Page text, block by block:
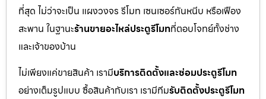
ที่สุด ไม่ว่าจะเป็น แผงวงจร รีโมท เซนเซอร์กันหนีบ หรือเฟือง
สะพาน ในฐานะร้านขายอะไหล่ประตูรีโมทที่ตอบโจทย์ทั้งช่าง
และเจ้าของบ้าน
ไม่เพียงแค่ขายสินค้า เรามีบริการติดตั้งและซ่อมประตูรีโมท
อย่างเต็มรูปแบบ ซื้อสินค้ากับเรา เรามีทีมรับติดตั้งประตูรีโมท